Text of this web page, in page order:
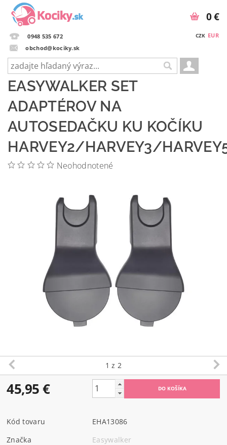
0948 535 672
obchod@kociky.sk
CZK EUR
0 €
EASYWALKER SET
ADAPTÉROV NA
AUTOSEDAČKU KU KOČÍKU
HARVEY2/HARVEY3/
Neohodnotené
1 z 2
45,95 €
Kód tovaru
EHA13086
Značka
Easywalker